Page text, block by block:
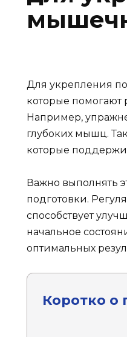
Для укрепления
которые помогают
Например,
глубоких мышц.
которые
Важно выполнять
подготовки.
способствует
начальное
оптимальных
Коротко о